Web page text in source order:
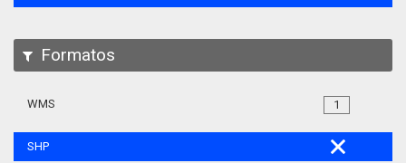
Formatos
1
WMS
SHP